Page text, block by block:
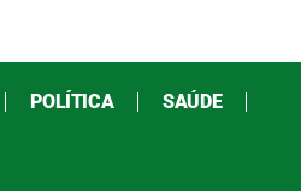
POLÍTICA SAÚDE